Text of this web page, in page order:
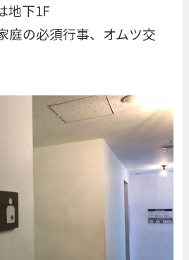
地下1F
庭の必須行事、オムツ交